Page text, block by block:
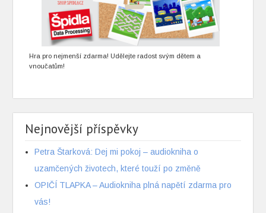
Hra pro nejmenší zdarma! Udělejte radost svým dětem a
vnoučatům!
Nejnovější příspěvky
Petra Štarková: Dej mi pokoj – audiokniha o
uzamčených životech, které touží po změně
OPIČÍ TLAPKA – Audiokniha plná napětí zdarma pro
vás!